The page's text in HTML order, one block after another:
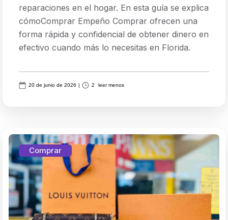
reparaciones en el hogar. En esta guía se explica
cómoComprar Empeño Comprar ofrecen una
forma rápida y confidencial de obtener dinero en
efectivo cuando más lo necesitas en Florida.
20 de junio de 2026 | 2 leer menos
Comprar